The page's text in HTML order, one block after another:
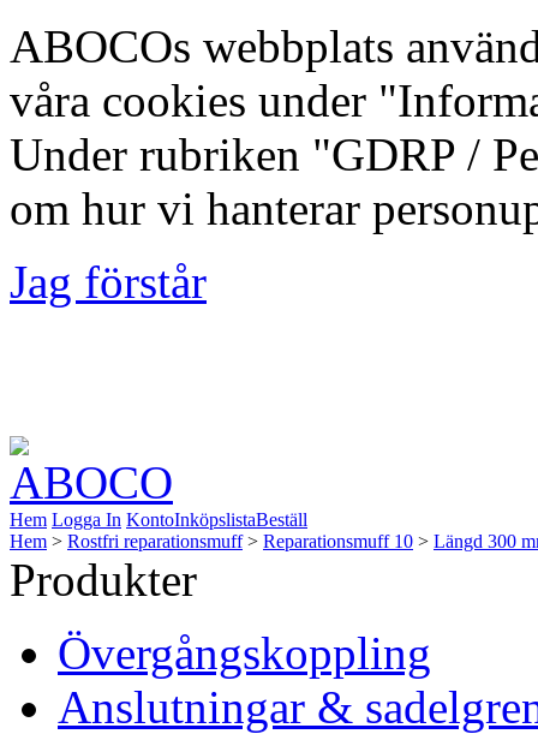
ABOCOs webbplats
våra cookies under
Under rubriken "GDRP /
om hur vi hanterar
Jag förstår
Hem Logga In KontoInköpslistaBeställ
Hem > Rostfri reparationsmuff> Reparationsmuff 10 > Längd 300
Produkter
Övergångskoppling
Anslutningar &